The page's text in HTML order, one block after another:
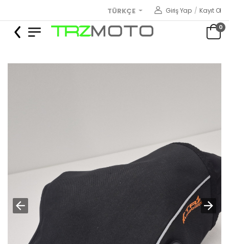
TÜRKÇE Giriş Yap / Kayıt Ol
0